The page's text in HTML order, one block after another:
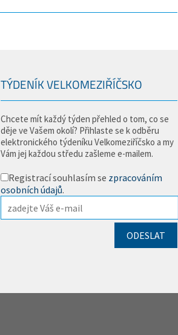
TÝDENÍK VELKOMEZIŘÍČSKO
Chcete mít každý týden přehled o tom, co se
děje ve Vašem okolí? Přihlaste se k odběru
elektronického týdeníku Velkomeziříčsko a my
Vám jej každou středu zašleme e-mailem.
Registrací souhlasím se zpracováním
osobních údajů.